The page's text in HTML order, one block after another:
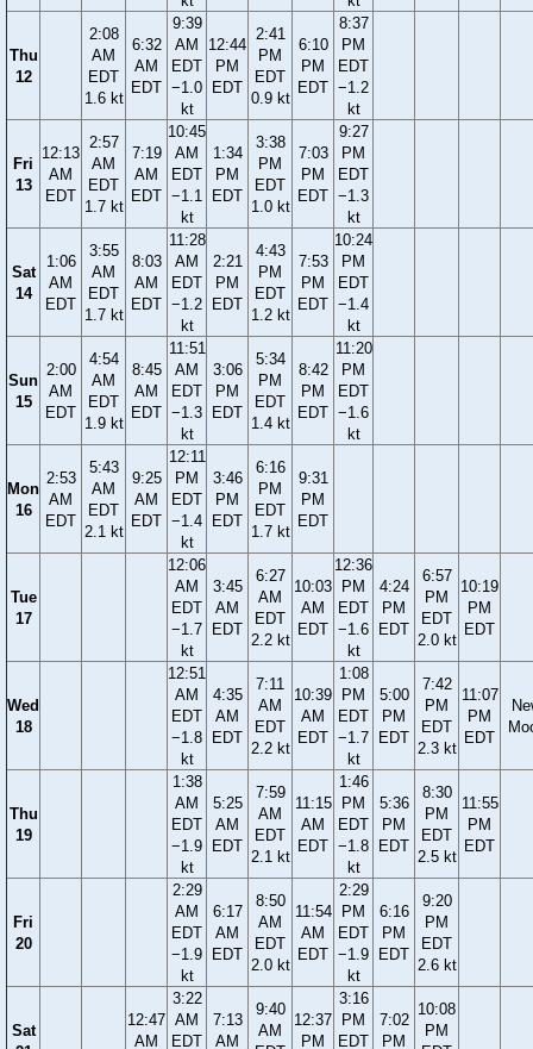
Thu
12
2:08
AM
EDT
1.6 kt
6:32
AM
EDT
9:39
AM
EDT
−1.0
kt
12:44
PM
EDT
2:41
PM
EDT
0.9 kt
6:10
PM
EDT
8:37
PM
EDT
−1.2
kt
Fri
13
12:13
AM
EDT
2:57
AM
EDT
1.7 kt
7:19
AM
EDT
10:45
AM
EDT
−1.1
kt
1:34
PM
EDT
3:38
PM
EDT
1.0 kt
7:03
PM
EDT
9:27
PM
EDT
−1.3
kt
Sat
14
1:06
AM
EDT
3:55
AM
EDT
1.7 kt
8:03
AM
EDT
11:28
AM
EDT
−1.2
kt
2:21
PM
EDT
4:43
PM
EDT
1.2 kt
7:53
PM
EDT
10:24
PM
EDT
−1.4
kt
Sun
15
2:00
AM
EDT
4:54
AM
EDT
1.9 kt
8:45
AM
EDT
11:51
AM
EDT
−1.3
kt
3:06
PM
EDT
5:34
PM
EDT
1.4 kt
8:42
PM
EDT
11:20
PM
EDT
−1.6
kt
Mon
16
2:53
AM
EDT
5:43
AM
EDT
2.1 kt
9:25
AM
EDT
12:11
PM
EDT
−1.4
kt
3:46
PM
EDT
6:16
PM
EDT
1.7 kt
9:31
PM
EDT
Tue
17
12:06
AM
EDT
−1.7
kt
3:45
AM
EDT
6:27
AM
EDT
2.2 kt
10:03
AM
EDT
12:36
PM
EDT
−1.6
kt
4:24
PM
EDT
6:57
PM
EDT
2.0 kt
10:19
PM
EDT
Wed
18
12:51
AM
EDT
−1.8
kt
4:35
AM
EDT
7:11
AM
EDT
2.2 kt
10:39
AM
EDT
1:08
PM
EDT
−1.7
kt
5:00
PM
EDT
7:42
PM
EDT
2.3 kt
11:07
PM
EDT
Thu
19
1:38
AM
EDT
−1.9
kt
5:25
AM
EDT
7:59
AM
EDT
2.1 kt
11:15
AM
EDT
1:46
PM
EDT
−1.8
kt
5:36
PM
EDT
8:30
PM
EDT
2.5 kt
11:55
PM
EDT
Fri
20
2:29
AM
EDT
−1.9
kt
6:17
AM
EDT
8:50
AM
EDT
2.0 kt
11:54
AM
EDT
2:29
PM
EDT
−1.9
kt
6:16
PM
EDT
9:20
PM
EDT
2.6 kt
Sat
12:47
AM
3:22
AM
EDT
7:13
AM
9:40
AM
12:37
PM
3:16
PM
EDT
7:02
PM
10:08
PM